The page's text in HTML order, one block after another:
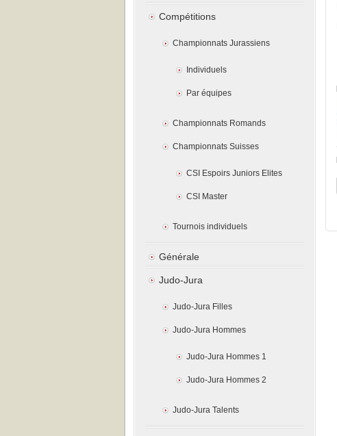
Compétitions
Championnats Jurassiens
Individuels
Par équipes
Championnats Romands
Championnats Suisses
CSI Espoirs Juniors Elites
CSI Master
Tournois individuels
Générale
Judo-Jura
Judo-Jura Filles
Judo-Jura Hommes
Judo-Jura Hommes 1
Judo-Jura Hommes 2
Judo-Jura Talents